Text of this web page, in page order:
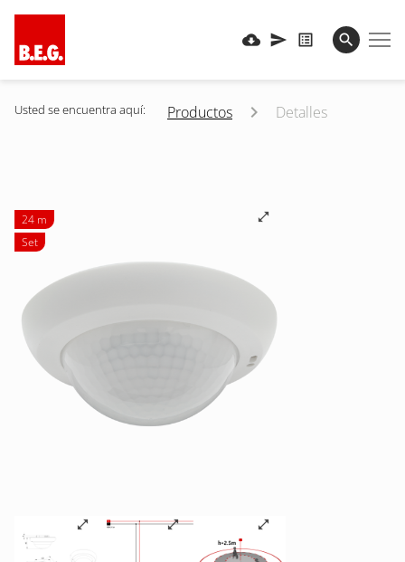
Usted se encuentra aquí: Productos Detalles
24 m
Set